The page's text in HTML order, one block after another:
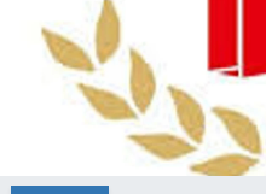
Konsorsiyum
PROJECTS
PROJELER